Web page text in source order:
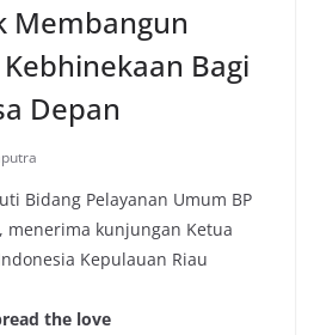
Membangun
Bagi
Depan
Bidang Pelayanan Umum BP
menerima kunjungan Ketua
Kepulauan Riau
the love